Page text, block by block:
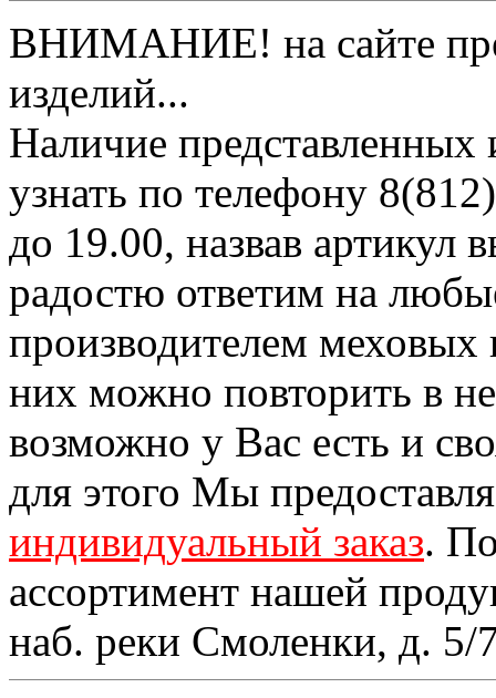
ВНИМАНИЕ! на сайте
изделий...
Наличие
узнать по телефону
до 19.00, назвав
радостю ответим на
производителем
них можно повторить в
возможно у Вас есть и
для этого Мы
индивидуальный заказ.
ассортимент нашей
наб. реки Смоленки, д. 5/